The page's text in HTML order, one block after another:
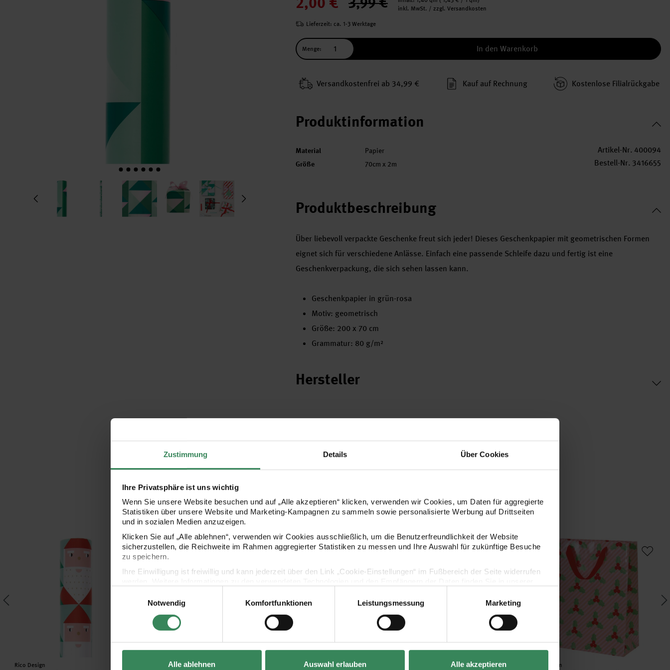
Zustimmung Details Über Cookies
Ihre Privatsphäre ist uns wichtig
Wenn Sie unsere Website besuchen und auf „Alle akzeptieren“ klicken, verwenden wir Cookies, um Daten für aggregierte
Statistiken über unsere Website und Marketing-Kampagnen zu sammeln sowie personalisierte Werbung auf Drittseiten
und in sozialen Medien anzuzeigen.
Klicken Sie auf „Alle ablehnen“, verwenden wir Cookies ausschließlich, um die Benutzerfreundlichkeit der Website
sicherzustellen, die Reichweite im Rahmen aggregierter Statistiken zu messen und Ihre Auswahl für zukünftige Besuche
zu speichern.
Ihre Einwilligung ist freiwillig und kann jederzeit über den Link „Cookie-Einstellungen“ im Fußbereich der Seite widerrufen
Impressum
Datenschutz Vertrag widerrufen
Notwendig
Komfortfunktionen Leistungsmessung Marketing
Alle ablehnen Auswahl erlauben Alle akzeptieren
inkl. MwSt. / zzgl. Versandkosten
Lieferzeit: ca. 1-3 Werktage
Menge: In den Warenkorb
Versand­kosten­frei ab 34,99 € Kauf auf Rechnung Kosten­lose Filial­rückgabe
Produktinformation
Material Papier
Größe 70cm x 2m
Artikel-Nr. 400094
Bestell-Nr. 3416655
Produktbeschreibung
Über liebevoll verpackte Geschenke freut sich jeder! Dieses Geschenkpapier mit geometrischen Formen
eignet sich für verschiedene Anlässe. Einfach eine passende Schleife dazu und fertig ist eine
Geschenkverpackung, die sich sehen lassen kann.
Geschenkpapier in grün-rosa
Motiv: geometrisch
Größe: 200 x 70 cm
Grammatur: 80 g/m²
Hersteller
Kaufempfehlung
Christmas groß 12x18cm 4 Stück
Paper Poetry Geschenkpapier Weihnachtsmann & Tannen 70cm 2m 80g/m²
Hersteller:
Rico Design
Paper Poetry Geschenkpapier Streifen rot-weiß 70cm 2m 80g/m²
Hersteller:
Rico Design
Paper Poetry Geschenktüte Orangen 18x26x12cm
Hersteller:
Rico Design
Paper Poetry Geschenktüte Weihnachtsmann 26x32x12cm
Paper Poetry Geschenktüte Ilex
Hersteller:
Rico Design